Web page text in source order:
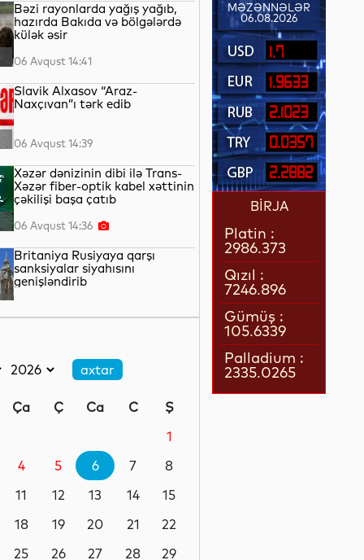
Bəzi rayonlarda yağış yağıb,
hazırda Bakıda və bölgələrdə
külək əsir
06 Avqust 14:41
Slavik Alxasov “Araz-
Naxçıvan”ı tərk edib
06 Avqust 14:39
Xəzər dənizinin dibi ilə Trans-
Xəzər fiber-optik kabel xəttinin
çəkilişi başa çatıb
06 Avqust 14:36
Britaniya Rusiyaya qarşı
sanksiyalar siyahısını
genişləndirib
çox neft nəql edilib
06 Avqust 14:18
Azərbaycandan tranzit
gedən nəqliyyat vasitəsində
06 Avqust 13:46
Ça Ç Ca C
Ş
1
4 5 6 7
8
11 12 13 14
15
18 19 20 21
22
25 26 27 28
29
MƏZƏNNƏLƏR
06.08.2026
1.7
1.9633
2.1023
0.0357
2.2882
BİRJA
Platin :
2986.373
Qızıl :
7246.896
Gümüş :
105.6339
Palladium :
2335.0265